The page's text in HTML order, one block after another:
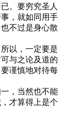
。要穷究圣人
，就如同用手
不过是身心散
以，一定要是
与之论及道的
谨慎地对待每
，当然也不能
才算得上是个